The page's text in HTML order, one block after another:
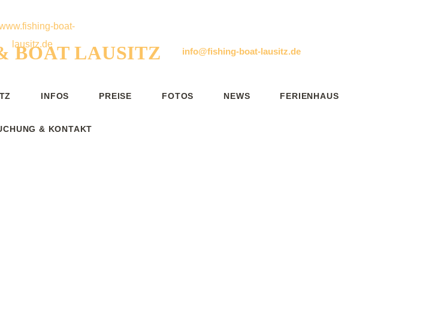
info@fishing-boat-lausitz.de
INFOS PREISE FOTOS NEWS FERIENHAUS
& KONTAKT
BOAT LAUSITZ
Naturerlebnisam
See